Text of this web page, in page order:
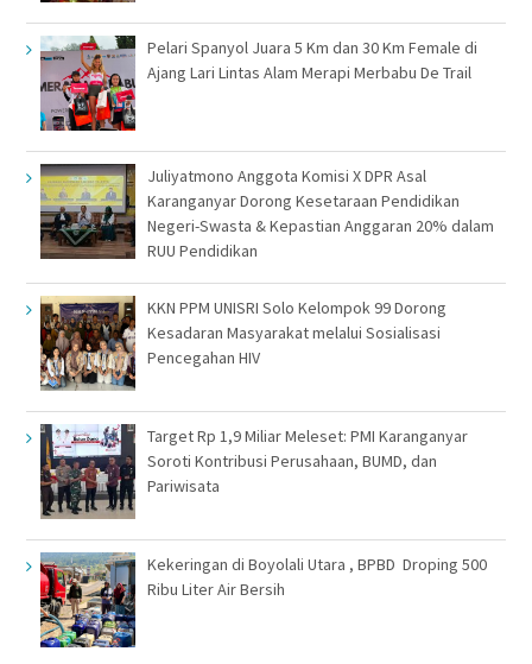
Pelari Spanyol Juara 5 Km dan 30 Km Female di
Ajang Lari Lintas Alam Merapi Merbabu De Trail
Juliyatmono Anggota Komisi X DPR Asal
Karanganyar Dorong Kesetaraan Pendidikan
Negeri-Swasta & Kepastian Anggaran 20% dalam
RUU Pendidikan
KKN PPM UNISRI Solo Kelompok 99 Dorong
Kesadaran Masyarakat melalui Sosialisasi
Pencegahan HIV
Target Rp 1,9 Miliar Meleset: PMI Karanganyar
Soroti Kontribusi Perusahaan, BUMD, dan
Pariwisata
Kekeringan di Boyolali Utara , BPBD Droping 500
Ribu Liter Air Bersih